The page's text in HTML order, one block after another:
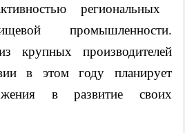
ю
региональных
промышленности.
крупных производителей
в этом году планирует
в развитие своих